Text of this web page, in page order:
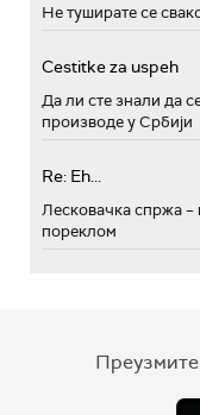
Не туширате се
Cestitke za uspeh
Да ли сте знали да
производе у Србији
Re: Eh...
Лесковачка спржа
пореклом